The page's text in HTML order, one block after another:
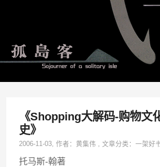
《Shopping大解码-购物文
史》
2006-11-03, 作者：黄集伟 ,文章分类：一架好
托马斯-翰著